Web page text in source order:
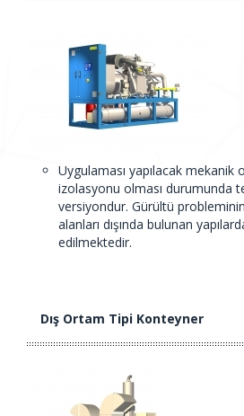
Uygulaması yapılacak mekanik
izolasyonu olması durumunda
versiyondur. Gürültü
alanları dışında bulunan
edilmektedir.
Dış Ortam Tipi Konteyner